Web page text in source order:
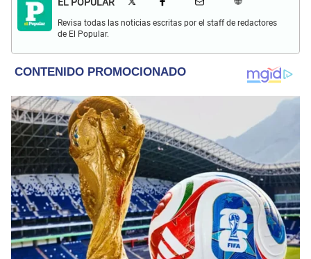
Revisa todas las noticias escritas por el staff de redactores
de El Popular.